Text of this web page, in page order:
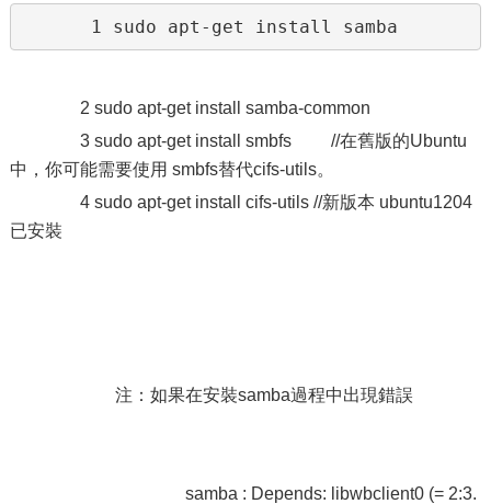
1 sudo apt-get install samba
2 sudo apt-get install samba-common
3 sudo apt-get install smbfs //在舊版的Ubuntu
中，你可能需要使用 smbfs替代cifs-utils。
4 sudo apt-get install cifs-utils //新版本 ubuntu1204
已安裝
注：如果在安裝samba過程中出現錯誤
samba : Depends: libwbclient0 (= 2:3.